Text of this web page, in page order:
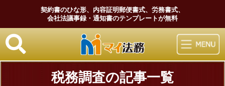
契約書のひな形、内容証明郵便書式、労務書式、
会社法議事録・通知書のテンプレートが無料
マイ法務
税務調査の記事一覧